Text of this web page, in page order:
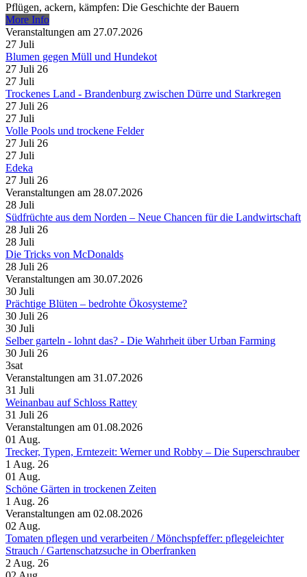
Pflügen, ackern, kämpfen: Die Geschichte der Bauern
More Info
Veranstaltungen am 27.07.2026
27 Juli
Blumen gegen Müll und Hundekot
27 Juli 26
27 Juli
Trockenes Land - Brandenburg zwischen Dürre und Starkregen
27 Juli 26
27 Juli
Volle Pools und trockene Felder
27 Juli 26
27 Juli
Edeka
27 Juli 26
Veranstaltungen am 28.07.2026
28 Juli
Südfrüchte aus dem Norden – Neue Chancen für die Landwirtschaft
28 Juli 26
28 Juli
Die Tricks von McDonalds
28 Juli 26
Veranstaltungen am 30.07.2026
30 Juli
Prächtige Blüten – bedrohte Ökosysteme?
30 Juli 26
30 Juli
Selber garteln - lohnt das? - Die Wahrheit über Urban Farming
30 Juli 26
3sat
Veranstaltungen am 31.07.2026
31 Juli
Weinanbau auf Schloss Rattey
31 Juli 26
Veranstaltungen am 01.08.2026
01 Aug.
Trecker, Typen, Erntezeit: Werner und Robby – Die Superschrauber
1 Aug. 26
01 Aug.
Schöne Gärten in trockenen Zeiten
1 Aug. 26
Veranstaltungen am 02.08.2026
02 Aug.
Tomaten pflegen und verarbeiten /​ Mönchspfeffer: pflegeleichter
Strauch /​ Gartenschatzsuche in Oberfranken
2 Aug. 26